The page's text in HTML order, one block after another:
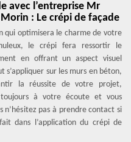
avec l’entreprise Mr
: Le crépi de façade
qui optimisera le charme de votre
le crépi fera ressortir le
en offrant un aspect visuel
sur les murs en béton,
la réussite de votre projet,
à votre écoute et vous
n’hésitez pas à prendre contact si
dans l’application du crépi de